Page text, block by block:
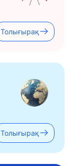
Толығырақ
Толығырақ